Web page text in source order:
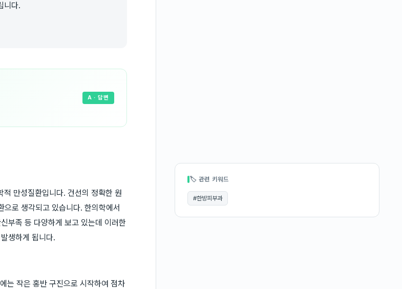
니다.
A · 답변
만성질환입니다. 건선의 정확한 원
로 생각되고 있습니다. 한의학에서
부족 등 다양하게 보고 있는데 이러한
생하게 됩니다.
는 작은 홍반 구진으로 시작하여 점차
🏷 관련 키워드
#한방피부과